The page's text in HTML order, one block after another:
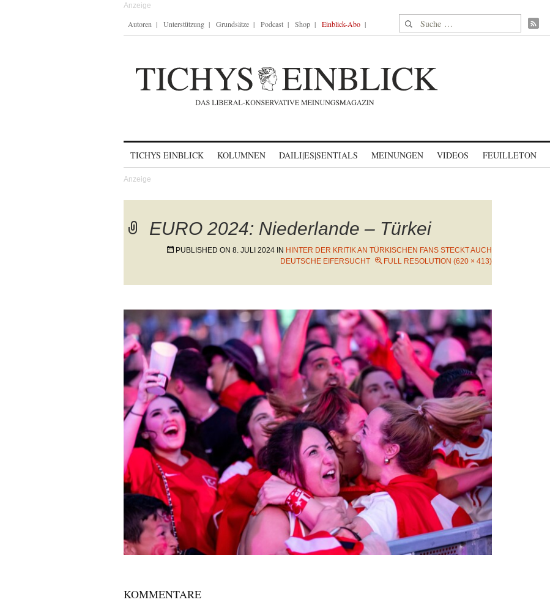
Autoren Unterstützung Grundsätze Podcast Shop Einblick-Abo Suche nach:
TICHYS EINBLICK KOLUMNEN DAILI|ES|SENTIALS MEINUNGEN VIDEOS FEUILLETON
EURO 2024: Niederlande – Türkei
PUBLISHED ON 8. JULI 2024 IN HINTER DER KRITIK AN TÜRKISCHEN FANS STECKT AUCH
DEUTSCHE EIFERSUCHT
FULL RESOLUTION (620 × 413)
KOMMENTARE